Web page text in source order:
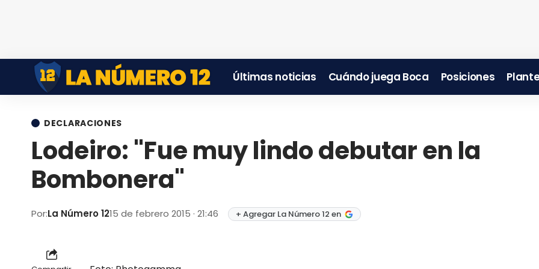
Últimas noticias Cuándo juega Boca Posiciones
DECLARACIONES
Lodeiro: "Fue muy lindo debutar en la
Bombonera"
Por:La Número 1215 de febrero 2015 · 21:46 + Agregar La Número 12 en